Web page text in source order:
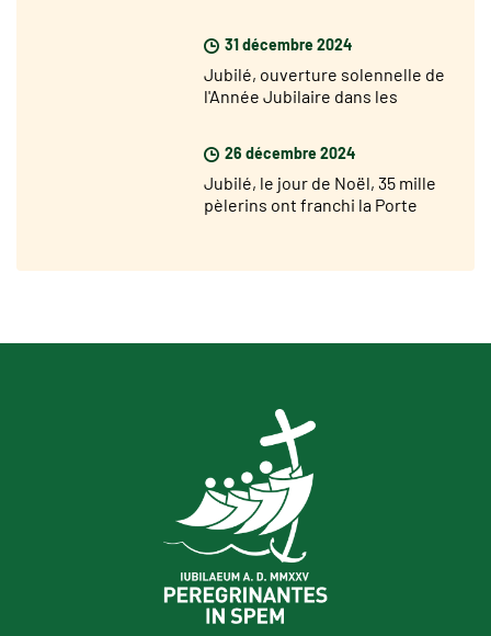
31 décembre 2024
Jubilé, ouverture solennelle de
l'Année Jubilaire dans les
26 décembre 2024
Jubilé, le jour de Noël, 35 mille
pèlerins ont franchi la Porte